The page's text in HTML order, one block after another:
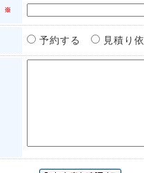
※
予約する 見積り